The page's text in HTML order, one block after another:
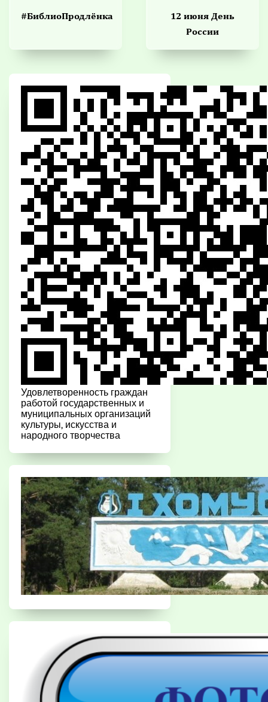
#БиблиоПродлёнка
12 июня День
России
Удовлетворенность граждан
работой государственных и
муниципальных организаций
культуры, искусства и
народного творчества